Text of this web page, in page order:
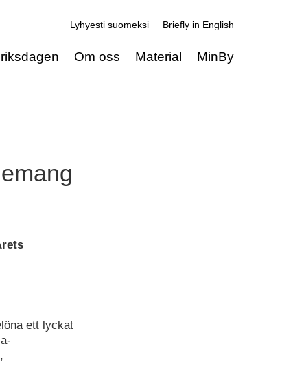
Lyhyesti suomeksi Briefly in English
Om oss Material MinBy
ett lyckat